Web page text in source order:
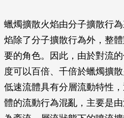
蠟燭擴散火焰由分子擴散行
焰除了分子擴散行為外，整
要的角色。因此，由於對流
度可以百倍、千倍於蠟燭擴
低速流體具有分層流動特性
體的流動行為混亂，主要是